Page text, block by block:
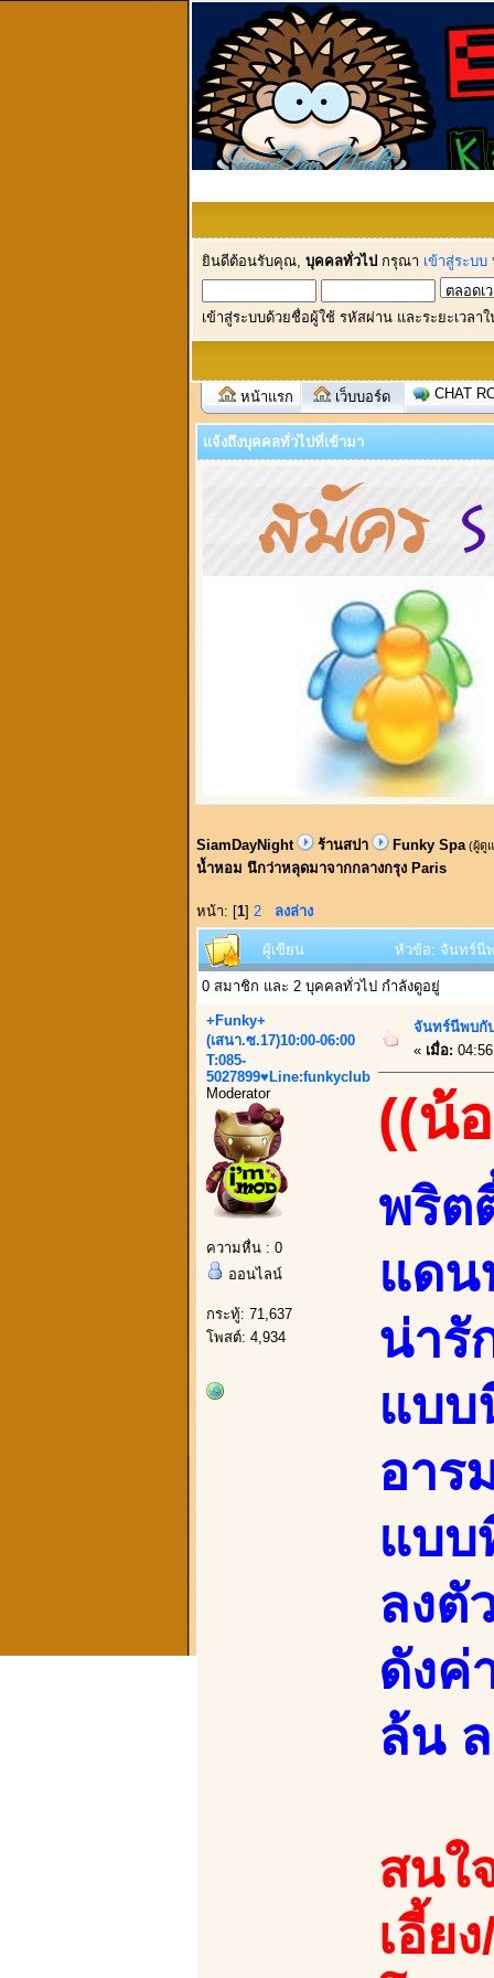
ยินดีต้อนรับคุณ, บุคคลทั่วไป กรุณา เข้าสู่ระบบ
เข้าสู่ระบบด้วยชื่อผู้ใช้ รหัสผ่าน และระยะเวลา
หน้าแรก เว็บบอร์ด CHAT
แจ้งถึงบุคคลทั่วไปที่เข้ามา
SiamDayNight ร้านสปา Funky Spa (ผู้ดู
น้ำหอม นึกว่าหลุดมาจากกลางกรุง Paris
หน้า: [1] 2 ลงล่าง
ผู้เขียน หัวข้อ: จันทร์นีพ
0 สมาชิก และ 2 บุคคลทั่วไป กำลังดูอยู่
+Funky+
(เสนา.ซ.17)10:00-06:00
T:085-
5027899♥Line:funkyclub
Moderator
ความหื่น : 0
ออนไลน์
กระทู้: 71,637
โพสต์: 4,934
จันทร์นีพบกั
« เมื่อ:
((น้
พริต
แดน
น่ารั
แบบ
อาร
แบบ
ลงตั
ดังค่
ล้น
สนใ
เอี้ย